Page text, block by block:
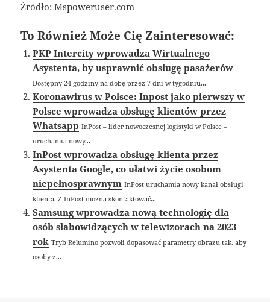
Źródło: Mspoweruser.com
To Również Może Cię Zainteresować:
PKP Intercity wprowadza Wirtualnego
Asystenta, by usprawnić obsługę pasażerów
Dostępny 24 godziny na dobę przez 7 dni w tygodniu...
Koronawirus w Polsce: Inpost jako pierwszy w
Polsce wprowadza obsługę klientów przez
Whatsapp InPost – lider nowoczesnej logistyki w Polsce –
uruchamia nowy...
InPost wprowadza obsługę klienta przez
Asystenta Google, co ułatwi życie osobom
niepełnosprawnym InPost uruchamia nowy kanał obsługi
klienta. Z InPost można skontaktować...
Samsung wprowadza nową technologię dla
osób słabowidzących w telewizorach na 2023
rok Tryb Relumino pozwoli dopasować parametry obrazu tak, aby
osoby z...